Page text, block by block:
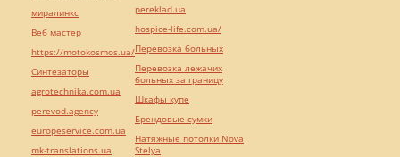
миралинкс
Веб мастер
https://motokosmos.ua/
Синтезаторы
agrotechnika.com.ua
perevod.agency
europeservice.com.ua
mk-translations.ua
pereklad.ua
hospice-life.com.ua/
Перевозка больных
Перевозка лежачих
больных за границу
Шкафы купе
Брендовые сумки
Натяжные потолки Nova
Stelya